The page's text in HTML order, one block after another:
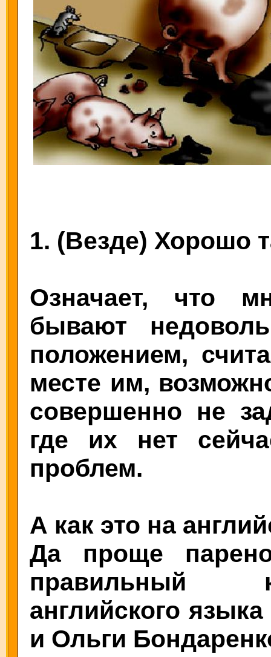
1. (Везде) Хорошо
Означает, что
бывают
положением,
месте им,
совершенно не
где их нет
проблем.
А как это на
Да проще
правильный
английского
и Ольги